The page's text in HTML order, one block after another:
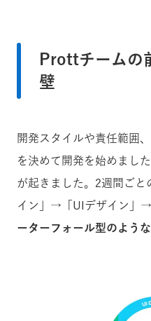
Prottチームの
壁
開発スタイルや責任範囲
を決めて開発を始めまし
が起きました。2週間ご
イン」→「UIデザイン」
ーターフォール型のよう